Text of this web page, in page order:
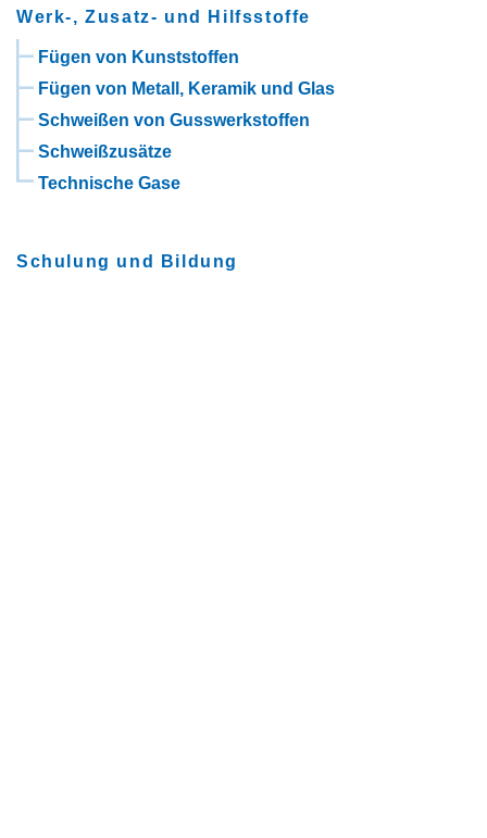
Werk-, Zusatz- und Hilfsstoffe
Fügen von Kunststoffen
Fügen von Metall, Keramik und Glas
Schweißen von Gusswerkstoffen
Schweißzusätze
Technische Gase
Schulung und Bildung